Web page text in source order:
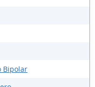
Bipolar